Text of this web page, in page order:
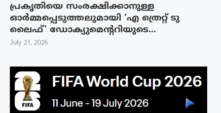
പ്രകൃതിയെ സംരക്ഷിക്കാനുള്ള
ഓർമ്മപ്പെടുത്തലുമായി ‘എ ത്രെറ്റ് ടു
ലൈഫ്’ ഡോക്യുമെന്ററിയുടെ...
July 21, 2026